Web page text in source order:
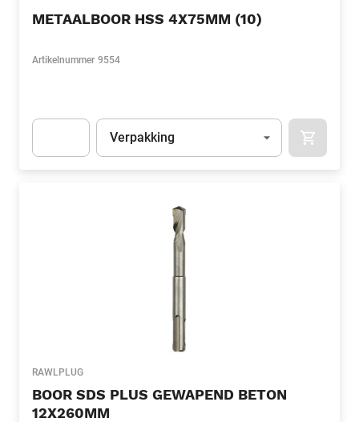
METAALBOOR HSS 4X75MM (10)
Artikelnummer 9554
Eenheid
Verpakking
RAWLPLUG
BOOR SDS PLUS GEWAPEND BETON
12X260MM